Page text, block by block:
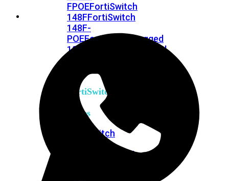
FPOEFortiSwitch
148FFortiSwitch
148F-
POEFortiSwitchRugged
108F
FortiSwitchRugged
FortiSwitch
200
Series
FortiSwitch
FortiSwitch